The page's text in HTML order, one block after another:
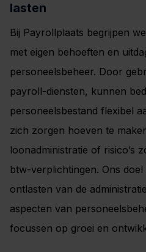
lasten
Bij Payrollplaats begrijpen
met eigen behoeften en
personeelsbeheer. Door
payroll-diensten, kunnen
personeelsbestand flexibel
zich zorgen hoeven te
loonadministratie of risico’s
btw-verplichtingen. Ons
ontlasten van de
aspecten van
focussen op groei en